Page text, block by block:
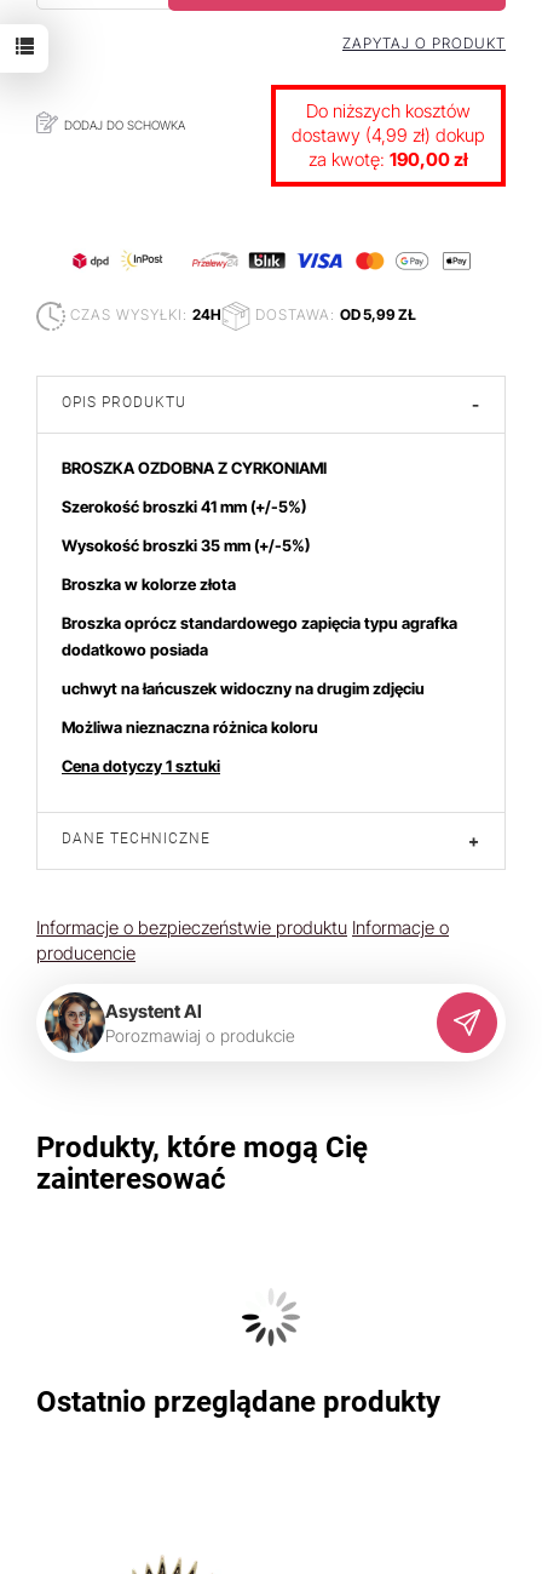
DODAJ DO SCHOWKA
ZAPYTAJ O PRODUKT
Do niższych kosztów
dostawy (4,99 zł) dokup
za kwotę: 190,00 zł
CZAS WYSYŁKI: 24H DOSTAWA: OD 5,99 ZŁ
OPIS PRODUKTU -
BROSZKA OZDOBNA Z CYRKONIAMI
Szerokość broszki 41 mm(+/-5%)
Wysokość broszki 35mm (+/-5%)
Broszka w kolorze złota
Broszka oprócz standardowego zapięcia typu agrafka
dodatkowo posiada
uchwyt na łańcuszekwidoczny na drugim zdjęciu
Możliwa nieznaczna różnica koloru
Cena dotyczy 1 sztuki
DANE TECHNICZNE +
Informacje o bezpieczeństwie produktu Informacje o
producencie
Asystent AI
Porozmawiaj o produkcie
Produkty, które mogą Cię
zainteresować
Ostatnio przeglądane produkty